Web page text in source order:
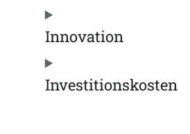
Innovation
Investitionskosten